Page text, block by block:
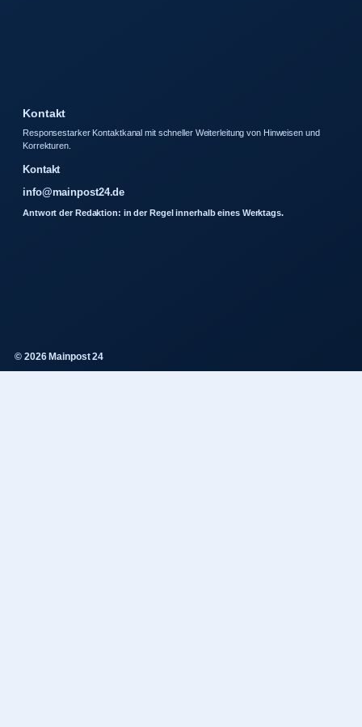
Kontakt
Responsestarker Kontaktkanal mit schneller Weiterleitung von Hinweisen und
Korrekturen.
Kontakt
info@mainpost24.de
Antwort der Redaktion: in der Regel innerhalb eines Werktags.
© 2026 Mainpost 24